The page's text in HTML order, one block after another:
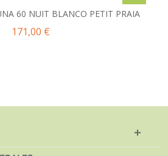
60 NUIT BLANCO PETIT PRAIA
171,00 €